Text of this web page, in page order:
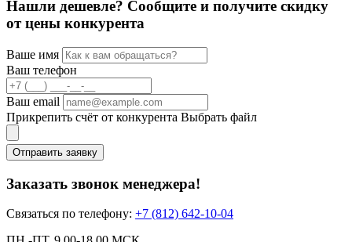
Нашли дешевле? Сообщите и получите скидку
от цены конкурента
Ваше имя
Ваш телефон
Ваш email
Прикрепить счёт от конкурента Выбрать файл
Отправить заявку
Заказать звонок менеджера!
Связаться по телефону: +7 (812) 642-10-04